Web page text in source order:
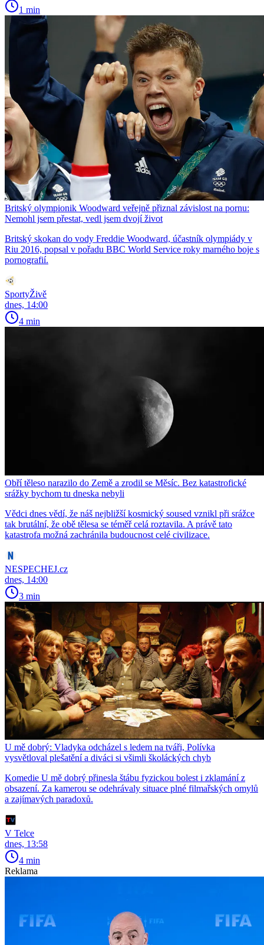
1 min
Britský olympionik Woodward veřejně přiznal závislost na pornu:
Nemohl jsem přestat, vedl jsem dvojí život
Britský skokan do vody Freddie Woodward, účastník olympiády v
Riu 2016, popsal v pořadu BBC World Service roky marného boje s
pornografií.
SportyŽivě
dnes, 14:00
4 min
Obří těleso narazilo do Země a zrodil se Měsíc. Bez katastrofické
srážky bychom tu dneska nebyli
Vědci dnes vědí, že náš nejbližší kosmický soused vznikl při srážce
tak brutální, že obě tělesa se téměř celá roztavila. A právě tato
katastrofa možná zachránila budoucnost celé civilizace.
NESPECHEJ.cz
dnes, 14:00
3 min
U mě dobrý: Vladyka odcházel s ledem na tváři, Polívka
vysvětloval plešatění a diváci si všimli školáckých chyb
Komedie U mě dobrý přinesla štábu fyzickou bolest i zklamání z
obsazení. Za kamerou se odehrávaly situace plné filmařských omylů
a zajímavých paradoxů.
V Telce
dnes, 13:58
4 min
Reklama